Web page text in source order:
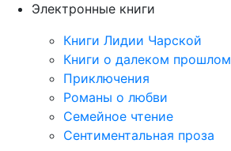
Электронные книги
Книги Лидии Чарской
Книги о далеком прошлом
Приключения
Романы о любви
Семейное чтение
Сентиментальная проза